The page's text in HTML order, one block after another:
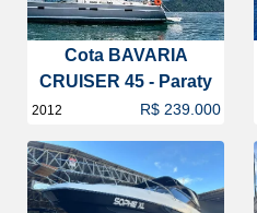
Cota BAVARIA
CRUISER 45 - Paraty
2012 R$ 239.000